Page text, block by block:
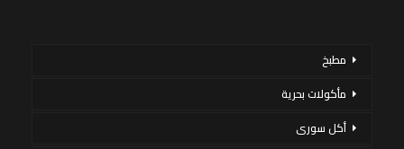
مطبخ
مأكولات بحرية
أكل سورى